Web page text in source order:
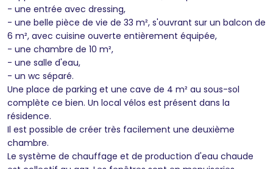
- une entrée avec dressing,
- une belle pièce de vie de 33 m², s'ouvrant sur un balcon de
6 m², avec cuisine ouverte entièrement équipée,
- une chambre de 10 m²,
- une salle d'eau,
- un wc séparé.
Une place de parking et une cave de 4 m² au sous-sol
complète ce bien. Un local vélos est présent dans la
résidence.
Il est possible de créer très facilement une deuxième
chambre.
Le système de chauffage et de production d'eau chaude